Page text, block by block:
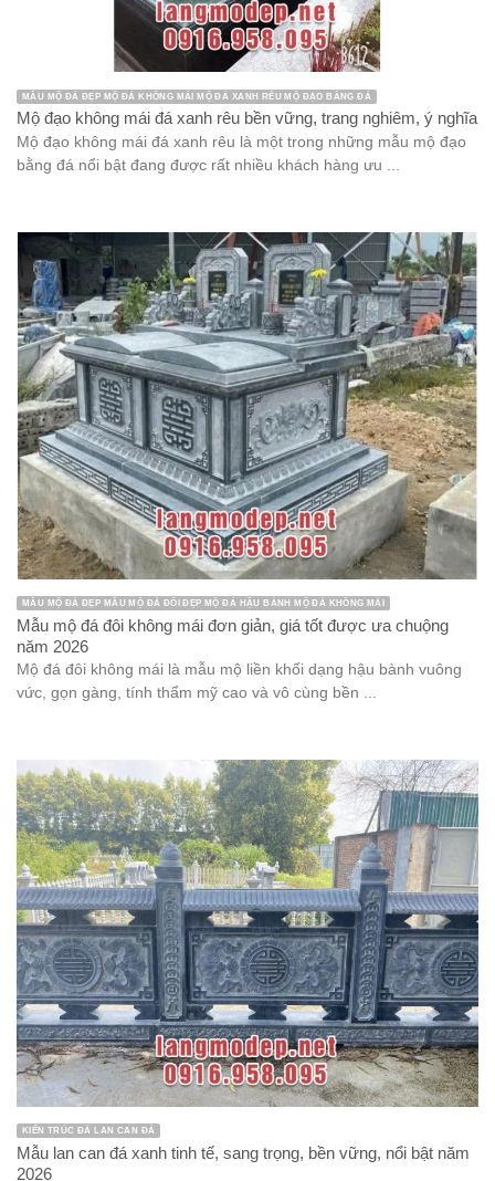
MẪU MỘ ĐÁ ĐẸP MỘ ĐÁ KHÔNG MÁI MỘ ĐÁ XANH RÊU MỘ ĐẠO BẰNG ĐÁ
Mộ đạo không mái đá xanh rêu bền vững, trang nghiêm, ý nghĩa
Mộ đạo không mái đá xanh rêu là một trong những mẫu mộ đạo
bằng đá nổi bật đang được rất nhiều khách hàng ưu ...
MẪU MỘ ĐÁ ĐẸP MẪU MỘ ĐÁ ĐÔI ĐẸP MỘ ĐÁ HẬU BÀNH MỘ ĐÁ KHÔNG MÁI
Mẫu mộ đá đôi không mái đơn giản, giá tốt được ưa chuộng
năm 2026
Mộ đá đôi không mái là mẫu mộ liền khối dạng hậu bành vuông
vức, gọn gàng, tính thẩm mỹ cao và vô cùng bền ...
KIẾN TRÚC ĐÁ LAN CAN ĐÁ
Mẫu lan can đá xanh tinh tế, sang trọng, bền vững, nổi bật năm
2026